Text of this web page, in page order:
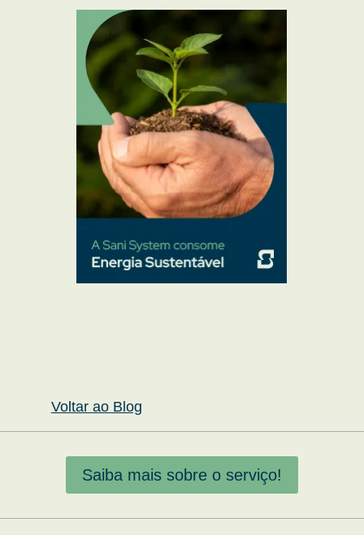
Voltar ao Blog
Saiba mais sobre o serviço!